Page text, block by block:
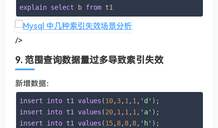
explain select b from t1
/>
9. 范围查询数据量过多导致索引失效
新增数据：
insert into t1 values (10, 3, 1 , 1 , 'd'
insert
into t1 values (20, 1 , 1 , 1 , 'a'
insert
into t1 values (15, 8, 8, 8, 'h'